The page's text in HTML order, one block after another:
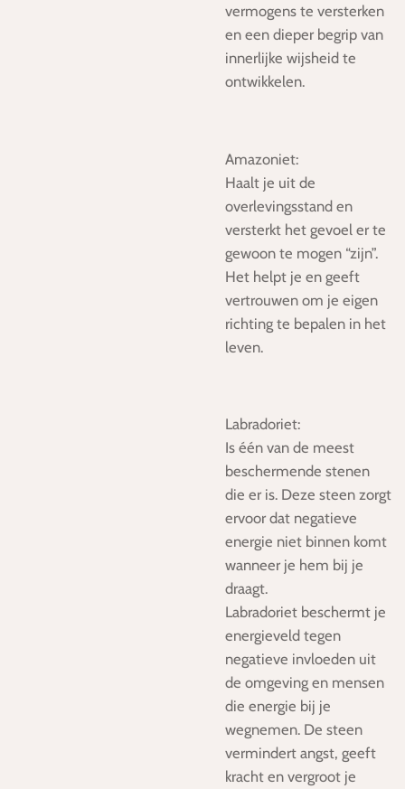
vermogens te versterken
en een dieper begrip van
innerlijke wijsheid te
ontwikkelen.
Amazoniet:
Haalt je uit de
overlevingsstand en
versterkt het gevoel er te
gewoon te mogen “zijn”.
Het helpt je en geeft
vertrouwen om je eigen
richting te bepalen in het
leven.
Labradoriet:
Is één van de meest
beschermende stenen
die er is. Deze steen zorgt
ervoor dat negatieve
energie niet binnen komt
wanneer je hem bij je
draagt.
Labradoriet beschermt je
energieveld tegen
negatieve invloeden uit
de omgeving en mensen
die energie bij je
wegnemen. De steen
vermindert angst, geeft
kracht en vergroot je